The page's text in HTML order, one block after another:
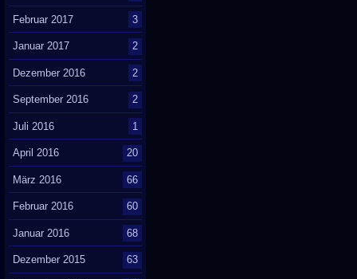
Februar 2017 3
Januar 2017 2
Dezember 2016 2
September 2016 2
Juli 2016 1
April 2016 20
März 2016 66
Februar 2016 60
Januar 2016 68
Dezember 2015 63